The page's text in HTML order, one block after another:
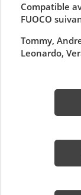
Compatible
FUOCO
Tommy,
Leonardo,